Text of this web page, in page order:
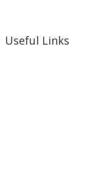
Useful Links